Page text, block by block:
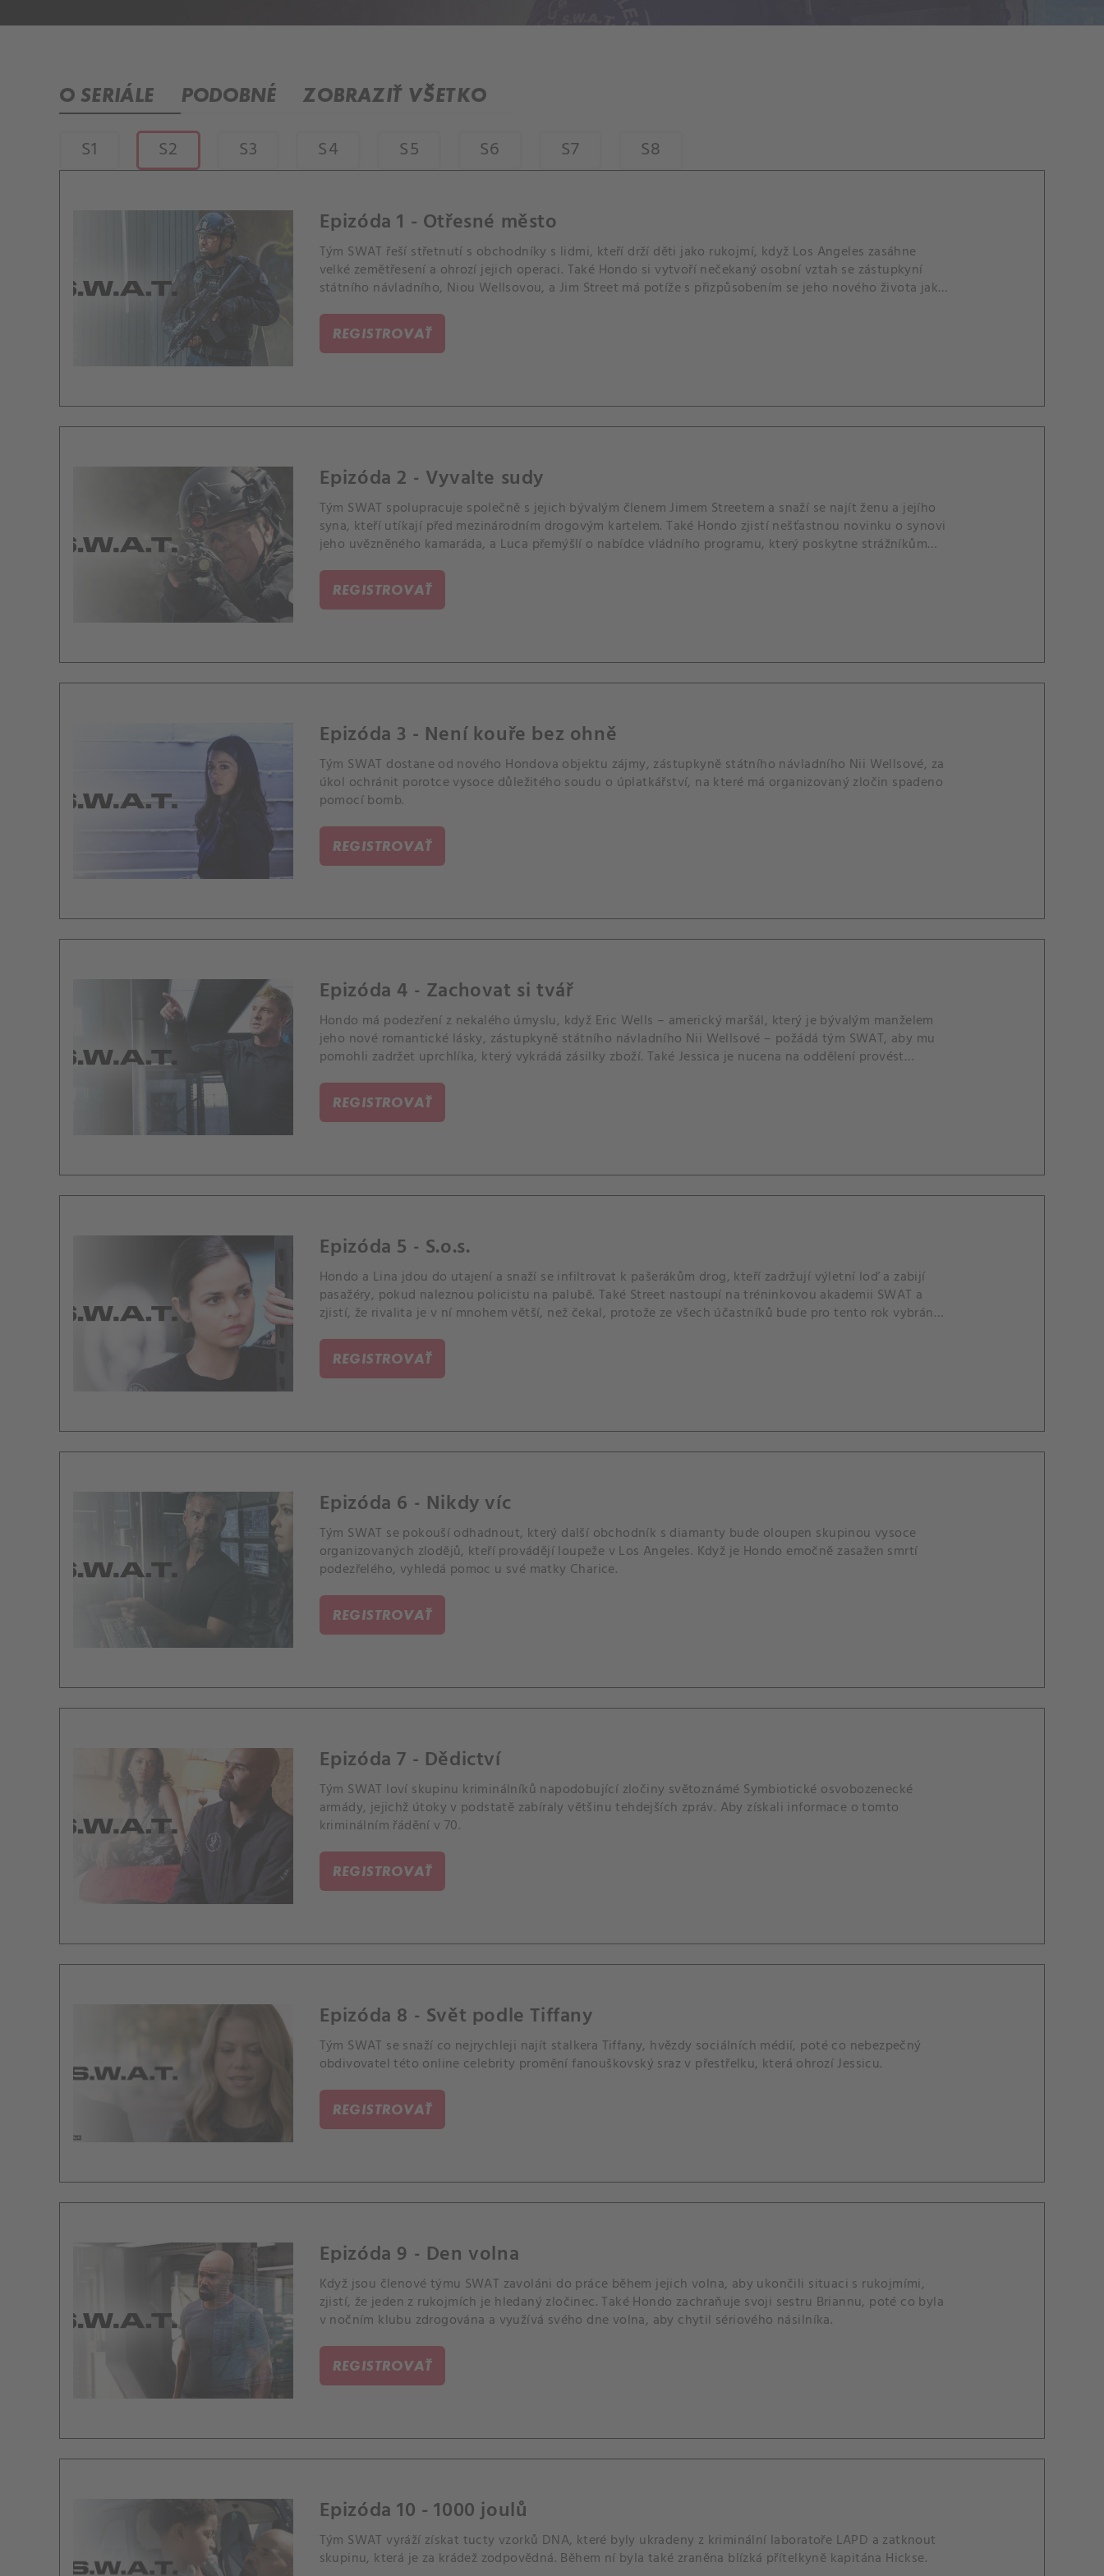
O SERIÁLE PODOBNÉ ZOBRAZIŤ VŠETKO
S1 S2 S3 S4 S5 S6 S7 S8
Epizóda 1 - Otřesné město
Tým SWAT řeší střetnutí s obchodníky s lidmi, kteří drží děti jako rukojmí, když Los Angeles zasáhne
velké zemětřesení a ohrozí jejich operaci. Také Hondo si vytvoří nečekaný osobní vztah se zástupkyní
státního návladního, Niou Wellsovou, a Jim Street má potíže s přizpůsobením se jeho nového života jako
REGISTROVAŤ
Epizóda 2 - Vyvalte sudy
Tým SWAT spolupracuje společně s jejich bývalým členem Jimem Streetem a snaží se najít ženu a jejího
syna, kteří utíkají před mezinárodním drogovým kartelem. Také Hondo zjistí nešťastnou novinku o synovi
jeho uvězněného kamaráda, a Luca přemýšlí o nabídce vládního programu, který poskytne strážníkům
REGISTROVAŤ
Epizóda 3 - Není kouře bez ohně
Tým SWAT dostane od nového Hondova objektu zájmy, zástupkyně státního návladního Nii Wellsové, za
úkol ochránit porotce vysoce důležitého soudu o úplatkářství, na které má organizovaný zločin spadeno
pomocí bomb.
REGISTROVAŤ
Epizóda 4 - Zachovat si tvář
Hondo má podezření z nekalého úmyslu, když Eric Wells – americký maršál, který je bývalým manželem
jeho nové romantické lásky, zástupkyně státního návladního Nii Wellsové – požádá tým SWAT, aby mu
pomohli zadržet uprchlíka, který vykrádá zásilky zboží. Také Jessica je nucena na oddělení provést
REGISTROVAŤ
Epizóda 5 - S.o.s.
Hondo a Lina jdou do utajení a snaží se infiltrovat k pašerákům drog, kteří zadržují výletní loď a zabijí
pasažéry, pokud naleznou policistu na palubě. Také Street nastoupí na tréninkovou akademii SWAT a
zjistí, že rivalita je v ní mnohem větší, než čekal, protože ze všech účastníků bude pro tento rok vybrán
REGISTROVAŤ
Epizóda 6 - Nikdy víc
Tým SWAT se pokouší odhadnout, který další obchodník s diamanty bude oloupen skupinou vysoce
organizovaných zlodějů, kteří provádějí loupeže v Los Angeles. Když je Hondo emočně zasažen smrtí
podezřelého, vyhledá pomoc u své matky Charice.
REGISTROVAŤ
Epizóda 7 - Dědictví
Tým SWAT loví skupinu kriminálníků napodobující zločiny světoznámé Symbiotické osvobozenecké
armády, jejichž útoky v podstatě zabíraly většinu tehdejších zpráv. Aby získali informace o tomto
kriminálním řádění v 70.
REGISTROVAŤ
Epizóda 8 - Svět podle Tiffany
Tým SWAT se snaží co nejrychleji najít stalkera Tiffany, hvězdy sociálních médií, poté co nebezpečný
obdivovatel této online celebrity promění fanouškovský sraz v přestřelku, která ohrozí Jessicu.
REGISTROVAŤ
Epizóda 9 - Den volna
Když jsou členové týmu SWAT zavoláni do práce během jejich volna, aby ukončili situaci s rukojmími,
zjistí, že jeden z rukojmích je hledaný zločinec. Také Hondo zachraňuje svoji sestru Briannu, poté co byla
v nočním klubu zdrogována a využívá svého dne volna, aby chytil sériového násilníka.
REGISTROVAŤ
Epizóda 10 - 1000 joulů
Tým SWAT vyráží získat tucty vzorků DNA, které byly ukradeny z kriminální laboratoře LAPD a zatknout
skupinu, která je za krádež zodpovědná. Během ní byla také zraněna blízká přítelkyně kapitána Hickse.